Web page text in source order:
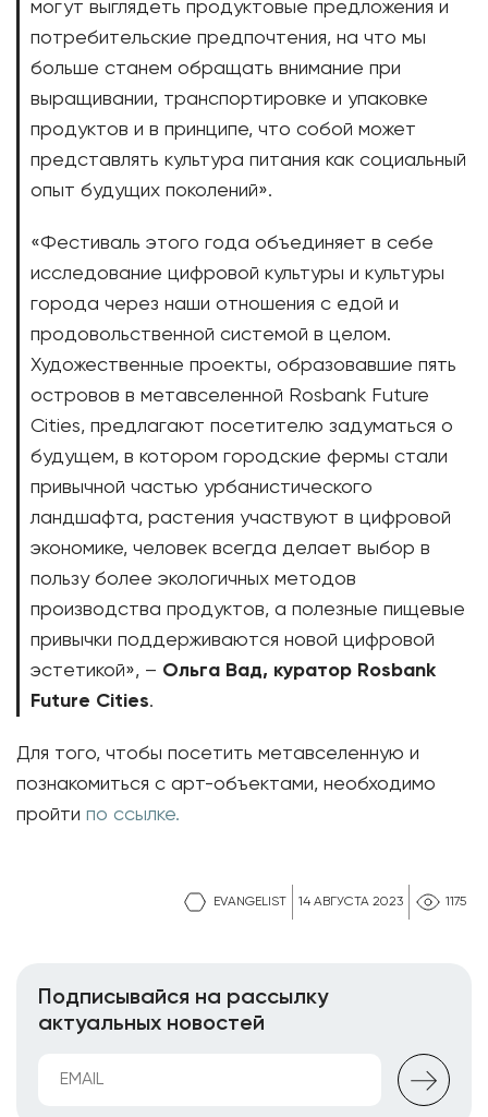
EVANGELIST 14 АВГУСТА 2023 1175
могут выглядеть продуктовые предложения и
потребительские предпочтения, на что мы
больше станем обращать внимание при
выращивании, транспортировке и упаковке
продуктов и в принципе, что собой может
представлять культура питания как социальный
опыт будущих поколений».
«Фестиваль этого года объединяет в себе
исследование цифровой культуры и культуры
города через наши отношения с едой и
продовольственной системой в целом.
Художественные проекты, образовавшие пять
островов в метавселенной Rosbank Future
Cities, предлагают посетителю задуматься о
будущем, в котором городские фермы стали
привычной частью урбанистического
ландшафта, растения участвуют в цифровой
экономике, человек всегда делает выбор в
пользу более экологичных методов
производства продуктов, а полезные пищевые
привычки поддерживаются новой цифровой
эстетикой», – Ольга Вад, куратор Rosbank
Future Cities.
Для того, чтобы посетить метавселенную и
познакомиться с арт-объектами, необходимо
пройти по ссылке.
Подписывайся на рассылку
актуальных новостей